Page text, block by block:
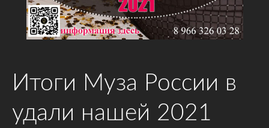
Итоги Муза России в
удали нашей 2021